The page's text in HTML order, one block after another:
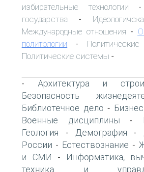
избирательные технологии
государства -
Международные отношения -
политологии -
Политические системы -
- Архитектура и
Безопасность
Библиотечное дело - Бизнес
Военные дисциплины -
Геология - Демография -
России - Естествознание -
и СМИ -
Информатика,
техника и